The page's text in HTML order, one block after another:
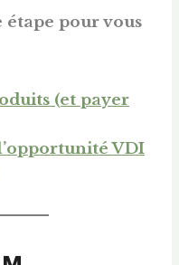
pour vous
(et payer
VDI